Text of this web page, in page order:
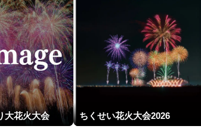
大花火大会 ちくせい花火大会2026